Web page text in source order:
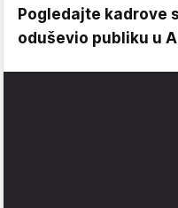
Pogledajte kadrove
oduševio publiku u